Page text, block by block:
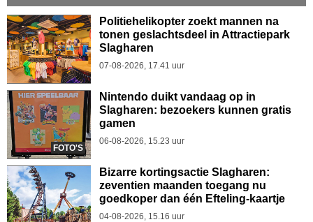
Politiehelikopter zoekt mannen na
tonen geslachtsdeel in Attractiepark
Slagharen
07-08-2026, 17.41 uur
FOTO'S
Nintendo duikt vandaag op in
Slagharen: bezoekers kunnen gratis
gamen
06-08-2026, 15.23 uur
Bizarre kortingsactie Slagharen:
zeventien maanden toegang nu
goedkoper dan één Efteling-kaartje
04-08-2026, 15.16 uur